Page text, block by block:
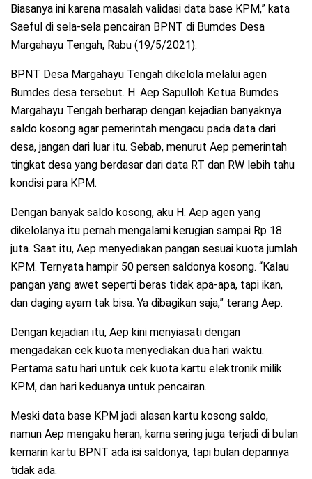
Biasanya ini karena masalah validasi data base KPM,” kata
Saeful di sela-sela pencairan BPNT di Bumdes Desa
Margahayu Tengah, Rabu (19/5/2021).
BPNT Desa Margahayu Tengah dikelola melalui agen
Bumdes desa tersebut. H. Aep Sapulloh Ketua Bumdes
Margahayu Tengah berharap dengan kejadian banyaknya
saldo kosong agar pemerintah mengacu pada data dari
desa, jangan dari luar itu. Sebab, menurut Aep pemerintah
tingkat desa yang berdasar dari data RT dan RW lebih tahu
kondisi para KPM.
Dengan banyak saldo kosong, aku H. Aep agen yang
dikelolanya itu pernah mengalami kerugian sampai Rp 18
juta. Saat itu, Aep menyediakan pangan sesuai kuota jumlah
KPM. Ternyata hampir 50 persen saldonya kosong. “Kalau
pangan yang awet seperti beras tidak apa-apa, tapi ikan,
dan daging ayam tak bisa. Ya dibagikan saja,” terang Aep.
Dengan kejadian itu, Aep kini menyiasati dengan
mengadakan cek kuota menyediakan dua hari waktu.
Pertama satu hari untuk cek kuota kartu elektronik milik
KPM, dan hari keduanya untuk pencairan.
Meski data base KPM jadi alasan kartu kosong saldo,
namun Aep mengaku heran, karna sering juga terjadi di bulan
kemarin kartu BPNT ada isi saldonya, tapi bulan depannya
tidak ada.